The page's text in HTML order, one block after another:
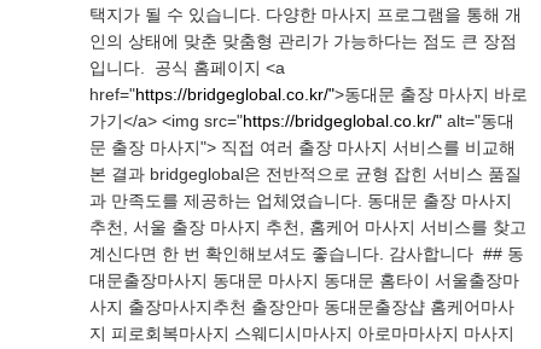
택지가 될 수 있습니다. 다양한 마사지 프로그램을 통해 개
인의 상태에 맞춘 맞춤형 관리가 가능하다는 점도 큰 장점
입니다. 공식 홈페이지 <a
href="https://bridgeglobal.co.kr/">동대문 출장 마사지 바로
가기</a> <img src="https://bridgeglobal.co.kr/" alt="동대
문 출장 마사지"> 직접 여러 출장 마사지 서비스를 비교해
본 결과 bridgeglobal은 전반적으로 균형 잡힌 서비스 품질
과 만족도를 제공하는 업체였습니다. 동대문 출장 마사지
추천, 서울 출장 마사지 추천, 홈케어 마사지 서비스를 찾고
계신다면 한 번 확인해보셔도 좋습니다. 감사합니다 ## 동
대문출장마사지 동대문 마사지 동대문 홈타이 서울출장마
사지 출장마사지추천 출장안마 동대문출장샵 홈케어마사
지 피로회복마사지 스웨디시마사지 아로마마사지 마사지